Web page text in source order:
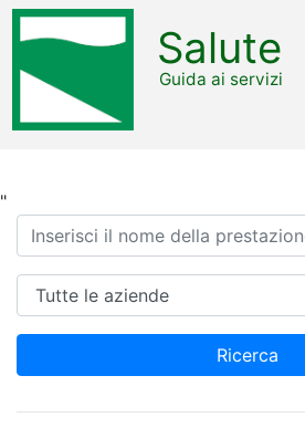
"
Salute
Guida ai servizi
Ricerca
Azienda
Ricerca